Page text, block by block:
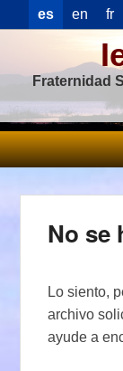
es en fr
Fraternidad
No se
Lo siento,
archivo
ayude a